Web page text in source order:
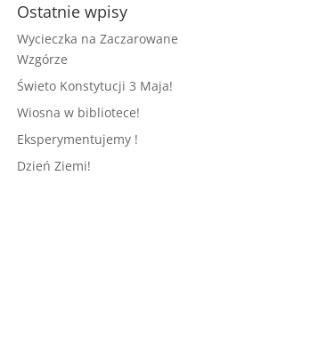
Ostatnie wpisy
Wycieczka na Zaczarowane
Wzgórze
Świeto Konstytucji 3 Maja!
Wiosna w bibliotece!
Eksperymentujemy !
Dzień Ziemi!